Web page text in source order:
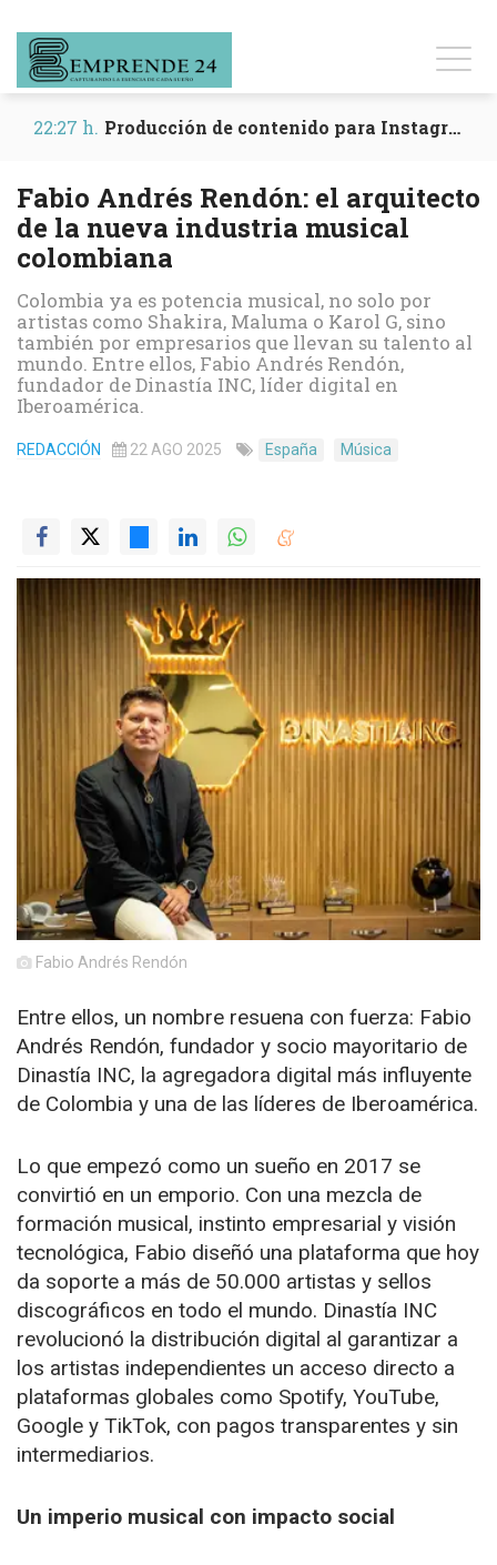
22:27 h. Producción de contenido para Instagram y Reels
Fabio Andrés Rendón: el arquitecto
de la nueva industria musical
colombiana
Colombia ya es potencia musical, no solo por
artistas como Shakira, Maluma o Karol G, sino
también por empresarios que llevan su talento al
mundo. Entre ellos, Fabio Andrés Rendón,
fundador de Dinastía INC, líder digital en
Iberoamérica.
REDACCIÓN 22 AGO 2025 España Música
Fabio Andrés Rendón
Entre ellos, un nombre resuena con fuerza: Fabio
Andrés Rendón, fundador y socio mayoritario de
Dinastía INC, la agregadora digital más influyente
de Colombia y una de las líderes de Iberoamérica.
Lo que empezó como un sueño en 2017 se
convirtió en un emporio. Con una mezcla de
formación musical, instinto empresarial y visión
tecnológica, Fabio diseñó una plataforma que hoy
da soporte a más de 50.000 artistas y sellos
discográficos en todo el mundo. Dinastía INC
revolucionó la distribución digital al garantizar a
los artistas independientes un acceso directo a
plataformas globales como Spotify, YouTube,
Google y TikTok, con pagos transparentes y sin
intermediarios.
Un imperio musical con impacto social